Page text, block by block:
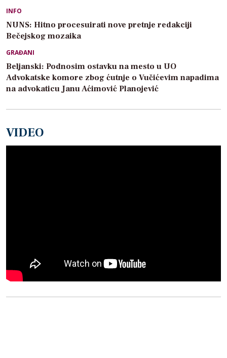
INFO
NUNS: Hitno procesuirati nove pretnje redakciji
Bečejskog mozaika
GRAĐANI
Beljanski: Podnosim ostavku na mesto u UO
Advokatske komore zbog ćutnje o Vučićevim napadima
na advokaticu Janu Aćimović Planojević
VIDEO